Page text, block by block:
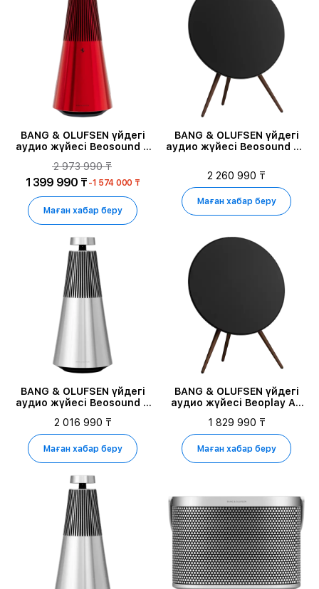
BANG & OLUFSEN үйдегі
аудио жүйесі Beosound 2
2 973 990 ₸
1 399 990 ₸ -1 574 000 ₸
Маған хабар беру
BANG & OLUFSEN үйдегі
аудио жүйесі Beosound A9
2 260 990 ₸
Маған хабар беру
BANG & OLUFSEN үйдегі
аудио жүйесі Beosound 2
2 016 990 ₸
Маған хабар беру
BANG & OLUFSEN үйдегі
аудио жүйесі Beoplay A9
1 829 990 ₸
Маған хабар беру